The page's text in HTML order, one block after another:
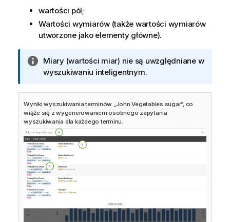
wartości pól;
Wartości wymiarów (także wartości wymiarów
utworzone jako elementy główne).
I
n
o
r
m
c
j
a
Miary (wartości miar) nie są uwzględniane w
wyszukiwaniu inteligentnym.
Wyniki wyszukiwania terminów „John Vegetables sugar”, co
wiąże się z wygenerowaniem osobnego zapytania
wyszukiwania dla każdego terminu.